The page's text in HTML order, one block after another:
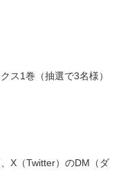
ス1巻（抽選で3名様）
X（Twitter）のDM（ダ